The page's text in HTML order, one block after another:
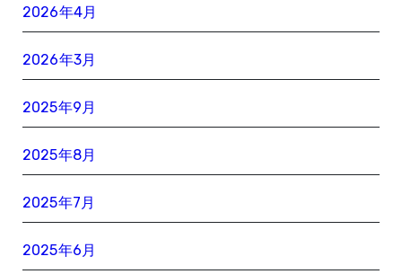
2026年4月
2026年3月
2025年9月
2025年8月
2025年7月
2025年6月